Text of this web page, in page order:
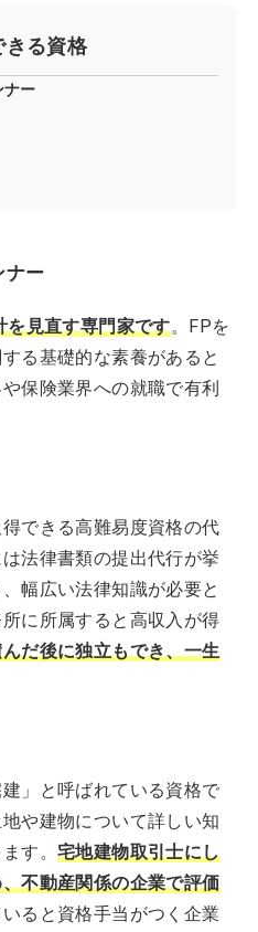
きる資格
ナー
ナー
を見直す専門家です。FPを
る基礎的な素養があると
保険業界への就職で有利
できる高難易度資格の代
法律書類の提出代行が挙
幅広い法律知識が必要と
に所属すると高収入が得
だ後に独立もでき、一生
」と呼ばれている資格で
や建物について詳しい知
す。 宅地建物取引士にし
不動産関係の企業で評価
ると資格手当がつく企業